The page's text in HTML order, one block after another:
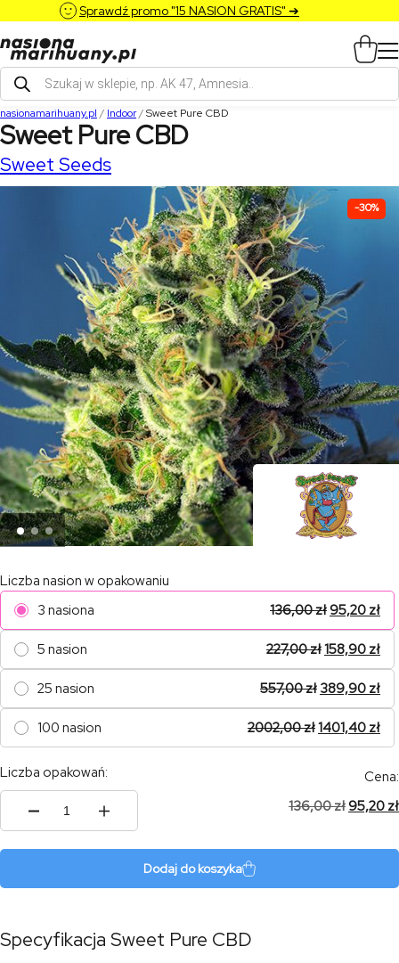
Sprawdź promo "15 NASION GRATIS" ➔
Wyszukiwarka
produktów
nasionamarihuany.pl / Indoor/Sweet Pure CBD
Sweet Pure CBD
Sweet Seeds
-30%
Liczba nasion w opakowaniu
3 nasiona
136,00zł95,20 zł
5 nasion 227,00zł158,90 zł
25 nasion 557,00zł 389,90 zł
100 nasion 2002,00zł1401,40 zł
Liczba opakowań:
ilość
Cena:
136,00zł95,20 zł
Dodaj do koszyka
Specyfikacja Sweet Pure CBD